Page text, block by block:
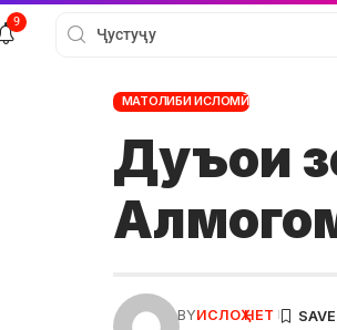
9
МАТОЛИБИ ИСЛОМӢ
Дуъои
BYИСЛОҲ НЕТ